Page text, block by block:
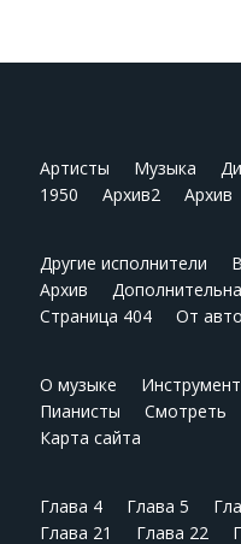
Артисты Музыка
1950
Архив2 Архив
Другие исполнители
Архив
Страница 404
От
О музыке
Пианисты
Смотреть
Карта сайта
Глава 4 Глава 5
Глава 21
Глава 22